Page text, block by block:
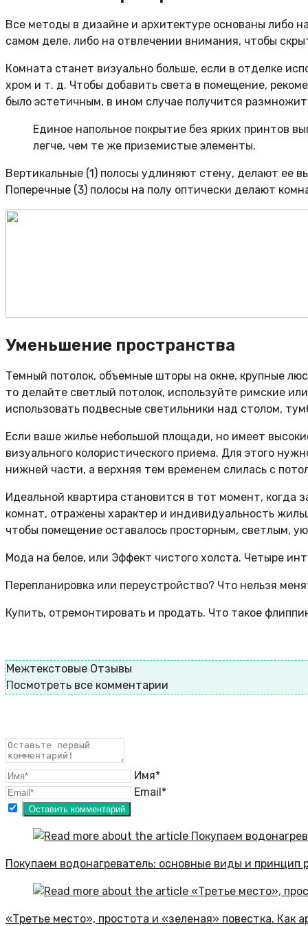
Все методы в дизайне и архитектуре основаны либо
самом деле, либо на отвлечении внимания, чтобы
Комната станет визуально больше, если в отделке
хром и т. д. Чтобы добавить света в помещение,
было эстетичным, в ином случае получится
Единое напольное покрытие без ярких принтов
легче, чем те же приземистые элементы.
Вертикальные (1) полосы удлиняют стену, делают ее
Поперечные (3) полосы на полу оптически делают
Уменьшение пространства
Темный потолок, объемные шторы на окне, крупные
то делайте светлый потолок, используйте римские
использовать подвесные светильники над столом,
Если ваше жилье небольшой площади, но имеет
визуального колористического приема. Для этого
нижней части, а верхняя тем временем слилась с
Идеальной квартира становится в тот момент,
комнат, отражены характер и индивидуальность
чтобы помещение оставалось просторным, светлым,
Мода на белое, или Эффект чистого холста. Четыре
Перепланировка или переустройство? Что нельзя
Купить, отремонтировать и продать. Что такое
Межтекстовые Отзывы
Посмотреть все комментарии
Имя*
Email*
Покупаем водонагреватель: основные виды и принцип
«Третье место», простота и «зеленая» повестка. Как